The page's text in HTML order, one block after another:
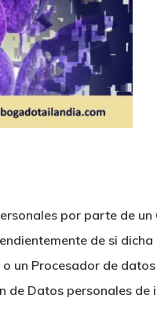
por parte de
de si
un Procesador de
Datos personales de